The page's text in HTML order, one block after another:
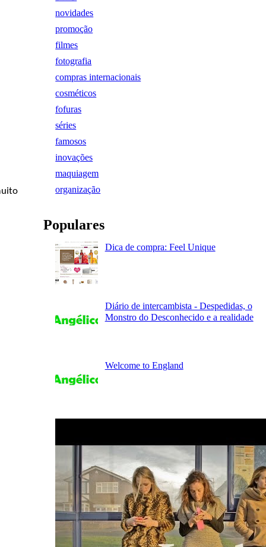
novidades
promoção
filmes
fotografia
compras internacionais
cosméticos
fofuras
séries
famosos
inovações
maquiagem
organização
Populares
Dica de compra: Feel Unique
Diário de intercambista - Despedidas, o
Monstro do Desconhecido e a realidade
Welcome to England